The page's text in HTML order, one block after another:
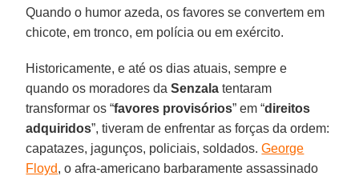
Quando o humor azeda, os favores se convertem em
chicote, em tronco, em polícia ou em exército.
Historicamente, e até os dias atuais, sempre e
quando os moradores daSenzala tentaram
transformar os “favores provisórios” em “direitos
adquiridos”, tiveram de enfrentar as forças da ordem:
capatazes, jagunços, policiais, soldados.George
Floyd, o afra-americano barbaramente assassinado